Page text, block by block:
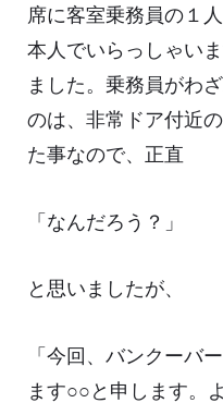
席に客室乗務員の１
本人でいらっしゃい
ました。乗務員がわ
のは、非常ドア付近
た事なので、正直
「なんだろう？」
と思いましたが、
「今回、バンクーバ
ます○○と申します。